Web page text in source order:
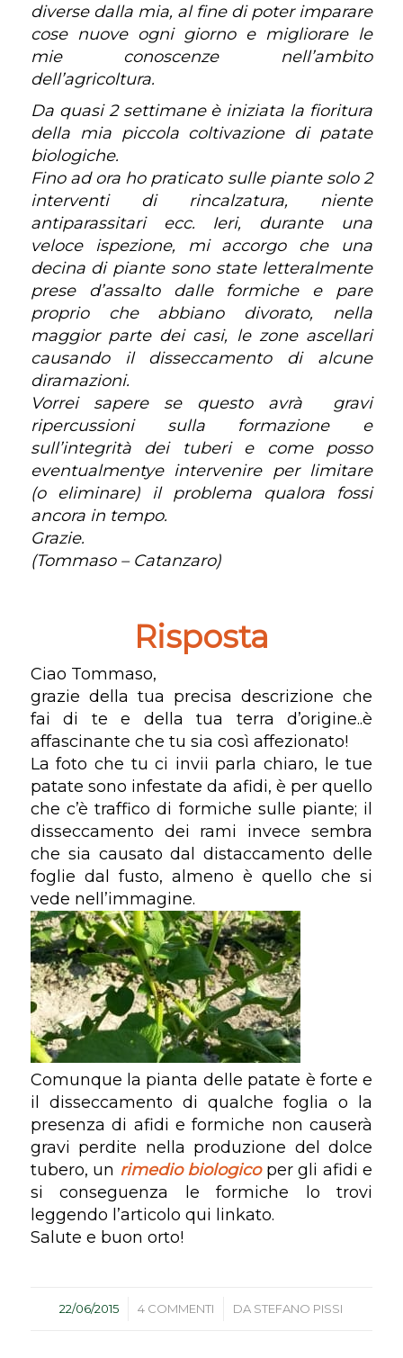
diverse dalla mia, al fine di poter imparare
cose nuove ogni giorno e migliorare le
mie conoscenze nell’ambito
dell’agricoltura.
Da quasi 2 settimane è iniziata la fioritura
della mia piccola coltivazione di patate
biologiche.
Fino ad ora ho praticato sulle piante solo 2
interventi di rincalzatura, niente
antiparassitari ecc. Ieri, durante una
veloce ispezione, mi accorgo che una
decina di piante sono state letteralmente
prese d’assalto dalle formiche e pare
proprio che abbiano divorato, nella
maggior parte dei casi, le zone ascellari
causando il disseccamento di alcune
diramazioni.
Vorrei sapere se questo avrà gravi
ripercussioni sulla formazione e
sull’integrità dei tuberi e come posso
eventualmentye intervenire per limitare
(o eliminare) il problema qualora fossi
ancora in tempo.
Grazie.
(Tommaso – Catanzaro)
Risposta
Ciao Tommaso,
grazie della tua precisa descrizione che
fai di te e della tua terra d’origine..è
affascinante che tu sia così affezionato!
La foto che tu ci invii parla chiaro, le tue
patate sono infestate da afidi, è per quello
che c’è traffico di formiche sulle piante; il
disseccamento dei rami invece sembra
che sia causato dal distaccamento delle
foglie dal fusto, almeno è quello che si
vede nell’immagine.
Comunque la pianta delle patate è forte e
il disseccamento di qualche foglia o la
presenza di afidi e formiche non causerà
gravi perdite nella produzione del dolce
tubero, un rimedio biologicoper gli afidi e
si conseguenza le formiche lo trovi
leggendo l’articolo qui linkato.
Salute e buon orto!
22/06/2015
/ 4 COMMENTI
/ DA STEFANO PISSI